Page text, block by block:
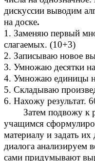
дискуссии выводим
на доске.
1. Заменяю первый
слагаемых. (10+3)
2. Записываю новое
3. Умножаю десятки
4. Умножаю единицы
5. Складываю
6. Нахожу результат.
Затем подвожу к
учащимся
материалу и задать
диалога анализируем
сами придумывают